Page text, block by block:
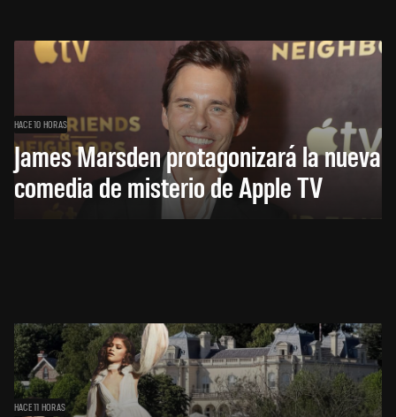
HACE 10 HORAS
James Marsden protagonizará la nueva
comedia de misterio de Apple TV
HACE 11 HORAS